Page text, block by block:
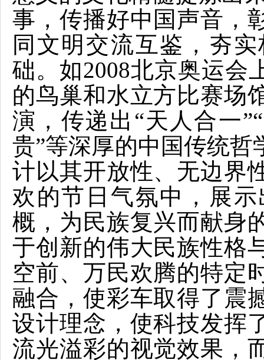
事，传播好中国声音，
同文明交流互鉴，夯
础。如2008北京奥运会
的鸟巢和水立方比赛场
演，传递出“天人合一
贵”等深厚的中国传统
计以其开放性、无边界
欢的节日气氛中，展
概，为民族复兴而献身
于创新的伟大民族性格
空前、万民欢腾的特定
融合，使彩车取得了震
设计理念，使科技发挥
流光溢彩的视觉效果，